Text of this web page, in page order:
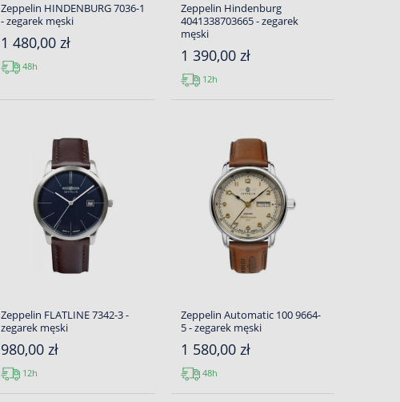
Zeppelin HINDENBURG 7036-1
- zegarek męski
1 480,00 zł
48h
Zeppelin Hindenburg
4041338703665 - zegarek
męski
1 390,00 zł
12h
Zeppelin FLATLINE 7342-3 -
zegarek męski
980,00 zł
12h
Zeppelin Automatic 100 9664-
5 - zegarek męski
1 580,00 zł
48h